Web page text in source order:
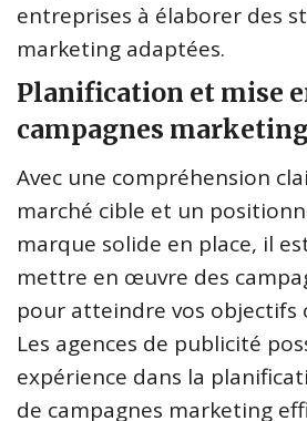
entreprises à élaborer des
marketing adaptées.
Planification et mise
campagnes
Avec une compréhension
marché cible et un
marque solide en place, il
mettre en œuvre des
pour atteindre vos objectifs
Les agences de publicité
expérience dans la
de campagnes marketing